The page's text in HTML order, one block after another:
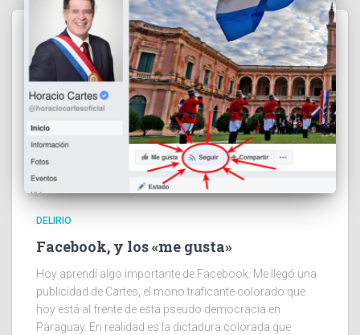
DELIRIO
Facebook, y los «me gusta»
Hoy aprendí algo importante de Facebook. Me llegó una
publicidad de Cartes, el mono traficante colorado que
hoy está al frente de esta pseudo democracia en
Paraguay. En realidad es la dictadura colorada que